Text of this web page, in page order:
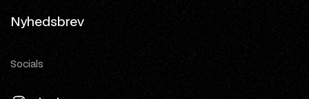
Nyhedsbrev
Socials